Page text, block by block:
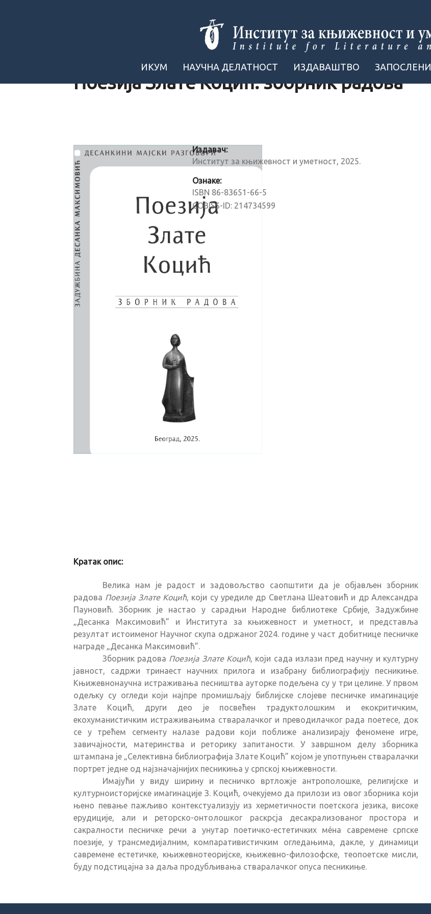
ИКУМ НАУЧНА ДЕЛАТНОСТ ИЗДАВАШТВО ЗАПОСЛЕНИ
Поезија Злате Коцић: зборник радова
Издавач:
Институт за књижевност и уметност, 2025.
Ознаке:
ISBN 86-83651-66-5
COBISS-ID: 214734599
Кратак опис:
Велика нам је радост и задовољство саопштити да је објављен зборник
радова Поезија Злате Коцић, који су уредиле др Светлана Шеатовић и др Александра
Пауновић. Зборник је настао у сарадњи Народне библиотеке Србије, Задужбине
„Десанка Максимовић” и Института за књижевност и уметност, и представља
резултат истоименог Научног скупа одржаног 2024. године у част добитнице песничке
награде „Десанка Максимовић”.
Зборник радова Поезија Злате Коцић, који сада излази пред научну и културну
јавност, садржи тринаест научних прилога и изабрану библиографију песникиње.
Књижевнонаучна истраживања песништва ауторке подељена су у три целине. У првом
одељку су огледи који најпре промишљају библијске слојеве песничке имагинације
Злате Коцић, други део је посвећен традуктолошким и екокритичким,
екохуманистичким истраживањима стваралачког и преводилачког рада поетесе, док
се у трећем сегменту налазе радови који поближе анализирају феномене игре,
завичајности, материнства и реторику запитаности. У завршном делу зборника
штампана је „Селективна библиографија Злате Коцић” којом је употпуњен стваралачки
портрет једне од најзначајнијих песникиња у српској књижевности.
Имајући у виду ширину и песничко вртложје антрополошке, религијске и
културноисторијске имагинације З. Коцић, очекујемо да прилози из овог зборника који
њено певање пажљиво контекстуализују из херметичности поетскога језика, високе
ерудиције, али и реторско-онтолошког раскрсја десакрализованог простора и
сакралности песничке речи а унутар поетичко-естетичких мéна савремене српске
поезије, у трансмедијалним, компаративистичким огледањима, дакле, у динамици
савремене естетичке, књижевнотеоријске, књижевно-филозофске, теопоетске мисли,
буду подстицајна за даља продубљивања стваралачког опуса песникиње.